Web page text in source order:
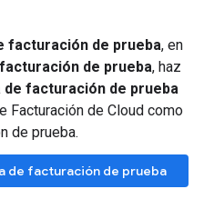
facturación de prueba, en
de prueba, haz
facturación de prueba
Facturación de Cloud como
de prueba.
de facturación de prueba